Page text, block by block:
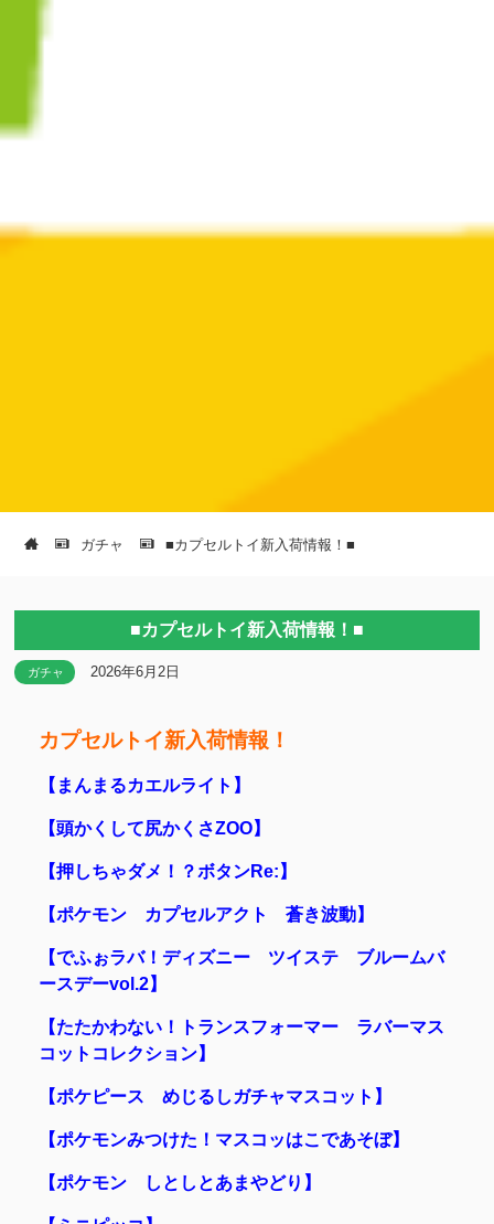
ガチャ ■カプセルトイ新入荷情報！■
■カプセルトイ新入荷情報！■
ガチャ 2026年6月2日
カプセルトイ新入荷情報！
【まんまるカエルライト】
【頭かくして尻かくさZOO】
【押しちゃダメ！？ボタンRe:】
【ポケモン カプセルアクト 蒼き波動】
【でふぉラバ！ディズニー ツイステ ブルームバ
ースデーvol.2】
【たたかわない！トランスフォーマー ラバーマス
コットコレクション】
【ポケピース めじるしガチャマスコット】
【ポケモンみつけた！マスコッはこであそぼ】
【ポケモン しとしとあまやどり】